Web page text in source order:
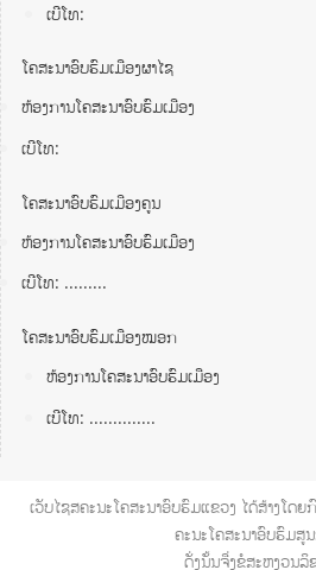
ເບີໂທ:
ໂຄສະນາອົບຮົມເມືອງຜາໄຊ
ຫ້ອງການໂຄສະນາອົບຮົມເມືອງ
ເບີໂທ:
ໂຄສະນາອົບຮົມເມືອງຄູນ
ຫ້ອງການໂຄສະນາອົບຮົມເມືອງ
ເບີໂທ: .........
ໂຄສະນາອົບຮົມເມືອງໝອກ
ຫ້ອງການໂຄສະນາອົບຮົມເມືອງ
ເບີໂທ: ..............
ເວັບໄຊສຄະນະໂຄສະນາອົບຮົມແຂວງ ໄດ້ສ້າງໂ
ຄະນະໂຄສະນາອົບຮົມສູ
ດັ່ງນັ້ນຈື່ງຂໍສະຫງວນລິ